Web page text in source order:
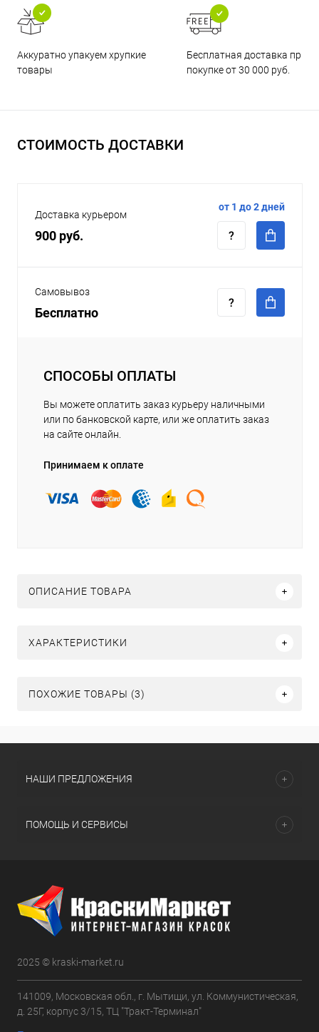
Аккуратно упакуем хрупкие
товары
Бесплатная доставка при
покупке от 30 000 руб.
СТОИМОСТЬ ДОСТАВКИ
Доставка курьером
900 руб.
от 1 до 2 дней
Самовывоз
Бесплатно
СПОСОБЫ ОПЛАТЫ
Вы можете оплатить заказ курьеру наличными
или по банковской карте, или же оплатить заказ
на сайте онлайн.
Принимаем к оплате
ОПИСАНИЕ ТОВАРА
ХАРАКТЕРИСТИКИ
ПОХОЖИЕ ТОВАРЫ (3)
НАШИ ПРЕДЛОЖЕНИЯ
ПОМОЩЬ И СЕРВИСЫ
2025 © kraski-market.ru
141009, Московская обл., г. Мытищи, ул. Коммунистическая,
д. 25Г, корпус 3/15, ТЦ "Тракт-Терминал"